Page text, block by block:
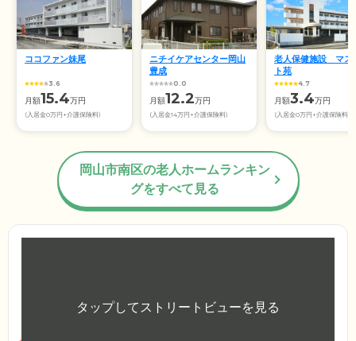
ココファン妹尾
3.6
月額15.4万円
(入居金0万円+介護保険料)
ニチイケアセンター岡山
豊成
0.0
月額12.2万円
(入居金14万円+介護保険料)
老人保健施設 マス
ト苑
4.7
月額3.4万円
(入居金0万円+介護保険料)
岡山市南区の老人ホームランキン
グをすべて見る